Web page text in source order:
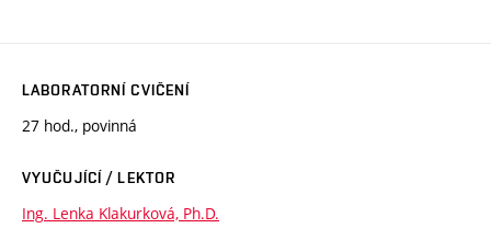
LABORATORNÍ CVIČENÍ
27 hod., povinná
VYUČUJÍCÍ / LEKTOR
Ing. Lenka Klakurková, Ph.D.